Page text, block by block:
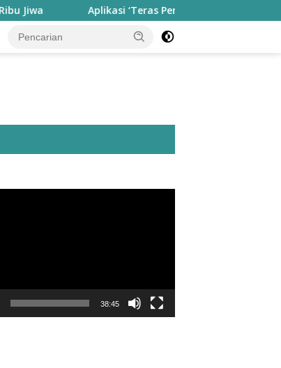
Aplikasi ‘Teras Pendidikan’ Disiapkan untuk
38:45